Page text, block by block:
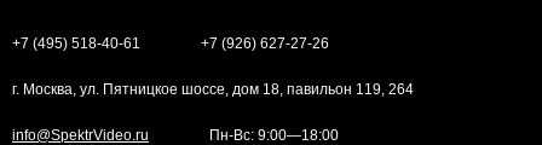
+7 (495) 518-40-61 +7 (926) 627-27-26
г. Москва, ул. Пятницкое шоссе, дом 18, павильон 119, 264
info@SpektrVideo.ru Пн-Вс: 9:00—18:00